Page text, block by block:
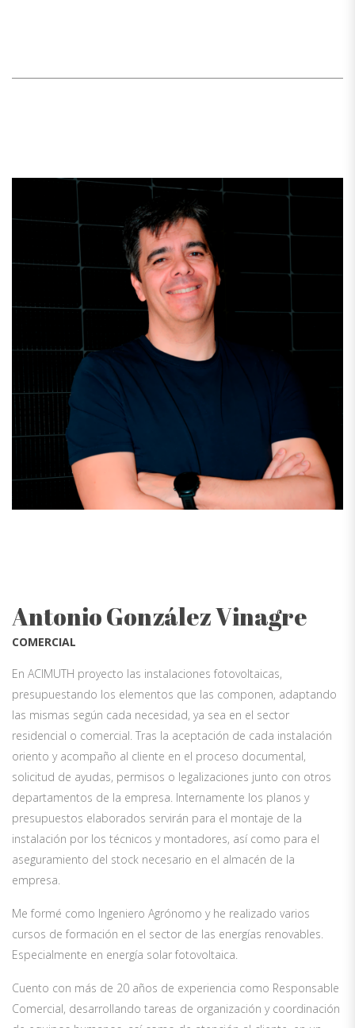
Antonio González Vinagre
COMERCIAL
En ACIMUTH proyecto las instalaciones fotovoltaicas,
presupuestando los elementos que las componen, adaptando
las mismas según cada necesidad, ya sea en el sector
residencial o comercial. Tras la aceptación de cada instalación
oriento y acompaño al cliente en el proceso documental,
solicitud de ayudas, permisos o legalizaciones junto con otros
departamentos de la empresa. Internamente los planos y
presupuestos elaborados servirán para el montaje de la
instalación por los técnicos y montadores, así como para el
aseguramiento del stock necesario en el almacén de la
empresa.
Me formé como Ingeniero Agrónomo y he realizado varios
cursos de formación en el sector de las energías renovables.
Especialmente en energía solar fotovoltaica.
Cuento con más de 20 años de experiencia como Responsable
Comercial, desarrollando tareas de organización y coordinación